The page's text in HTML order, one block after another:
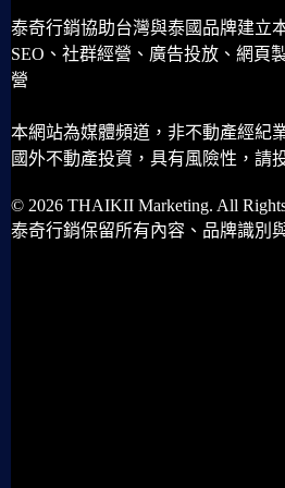
泰奇行銷協助台灣與泰國品牌建立
SEO、社群經營、廣告投放、網頁
營
本網站為媒體頻道，非不動產經紀
國外不動產投資，具有風險性，請
© 2026 THAIKII Marketing. All Rights
泰奇行銷保留所有內容、品牌識別